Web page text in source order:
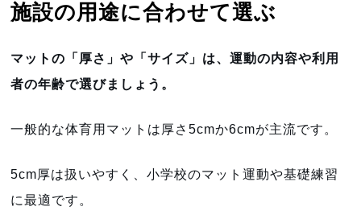
施設の用途に合わせて選ぶ
マットの「厚さ」や「サイズ」は、運動の内容や利用
者の年齢で選びましょう。
一般的な体育用マットは厚さ5cmか6cmが主流です。
5cm厚は扱いやすく、小学校のマット運動や基礎練習
に最適です。